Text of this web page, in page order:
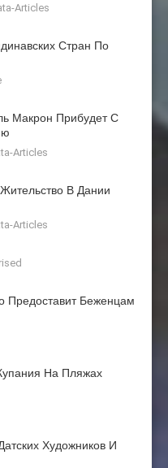
Articles
Стран По
Макрон Прибудет С
Articles
В Дании
Articles
Предоставит Беженцам
На Пляжах
Художников И